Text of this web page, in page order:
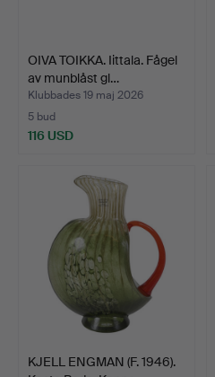
OIVA TOIKKA. Iittala. Fågel
av munblåst gl…
Klubbades 19 maj 2026
5 bud
116 USD
KJELL ENGMAN (F. 1946).